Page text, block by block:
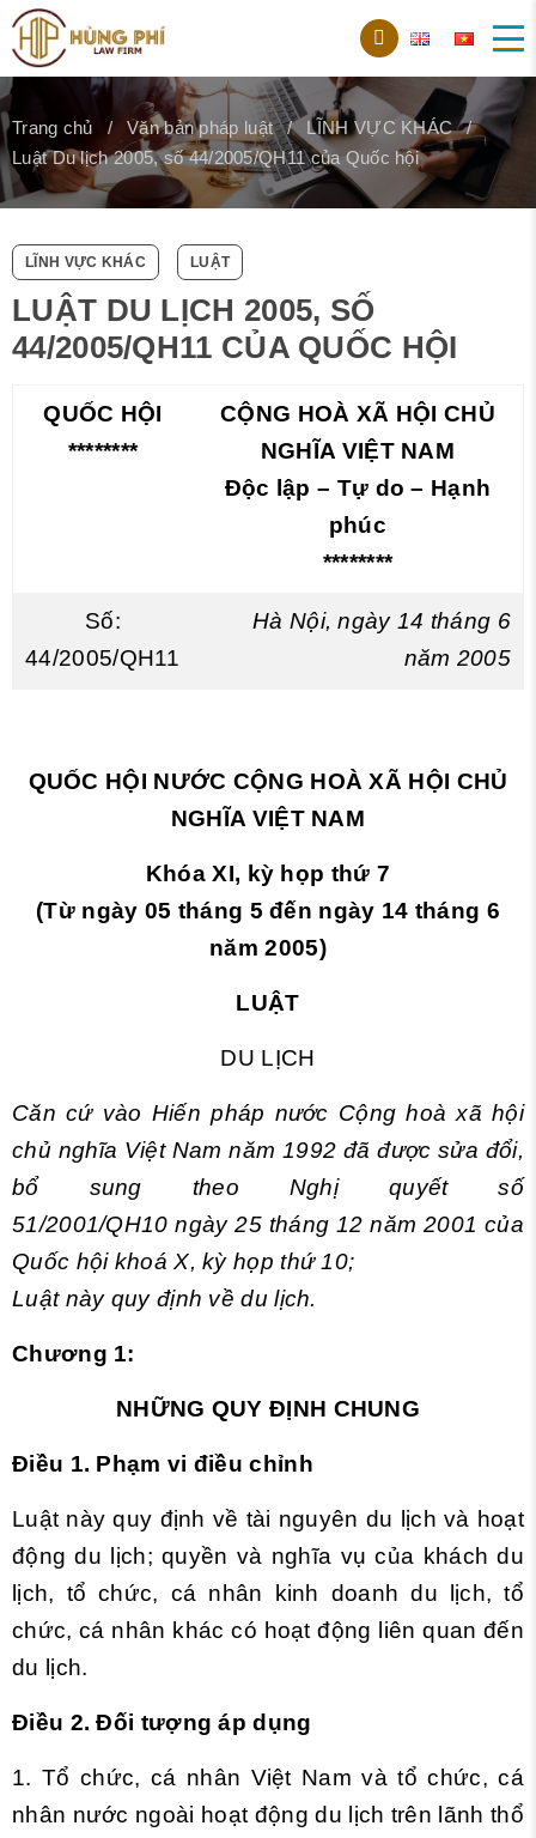
Trang chủ Văn bản pháp luật
LĨNH VỰC KHÁC
Luật Du lịch 2005, số 44/2005/QH11 của Quốc hội
LĨNH VỰC KHÁC LUẬT
LUẬT DU LỊCH 2005, SỐ
44/2005/QH11 CỦA QUỐC HỘI
QUỐC HỘI
********
CỘNG HOÀ XÃ HỘI CHỦ
NGHĨA VIỆT NAM
Độc lập – Tự do – Hạnh
phúc
********
Số:
44/2005/QH11
Hà Nội, ngày 14 tháng 6
năm 2005
QUỐC HỘI NƯỚC CỘNG HOÀ XÃ HỘI CHỦ
NGHĨA VIỆT NAM
Khóa XI, kỳ họp thứ 7
(Từ ngày 05 tháng 5 đến ngày 14 tháng 6
năm 2005)
LUẬT
DU LỊCH
Căn cứ vào Hiến pháp nước Cộng hoà xã hội
chủ nghĩa Việt Nam năm 1992 đã được sửa đổi,
bổ sung theo Nghị quyết số
51/2001/QH10 ngày 25 tháng 12 năm 2001 của
Quốc hội khoá X, kỳ họp thứ 10;
Luật này quy định về du lịch.
Chương 1:
NHỮNG QUY ĐỊNH CHUNG
Điều 1. Phạm vi điều chỉnh
Luật này quy định về tài nguyên du lịch và hoạt
động du lịch; quyền và nghĩa vụ của khách du
lịch, tổ chức, cá nhân kinh doanh du lịch, tổ
chức, cá nhân khác có hoạt động liên quan đến
du lịch.
Điều 2. Đối tượng áp dụng
1. Tổ chức, cá nhân Việt Nam và tổ chức, cá
nhân nước ngoài hoạt động du lịch trên lãnh thổ